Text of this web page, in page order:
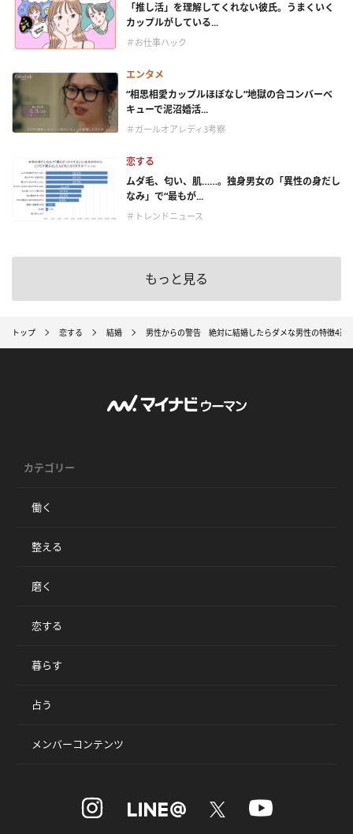
「推し活」を理解してくれない彼氏。うまくいく
カップルがしている...
＃お仕事ハック
エンタメ
“相思相愛カップルほぼなし”地獄の合コンバーベ
キューで泥沼婚活...
＃ガールオアレディ3考察
恋する
ムダ毛、匂い、肌……。独身男女の「異性の身だし
なみ」で“最もが...
＃トレンドニュース
もっと見る
トップ 恋する 結婚 男性からの警告 絶対に結婚したらダメな男性の特徴4選
カテゴリー
働く
整える
磨く
恋する
暮らす
占う
メンバーコンテンツ